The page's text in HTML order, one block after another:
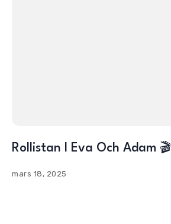
Rollistan I Eva Och Adam 🎬
mars 18, 2025